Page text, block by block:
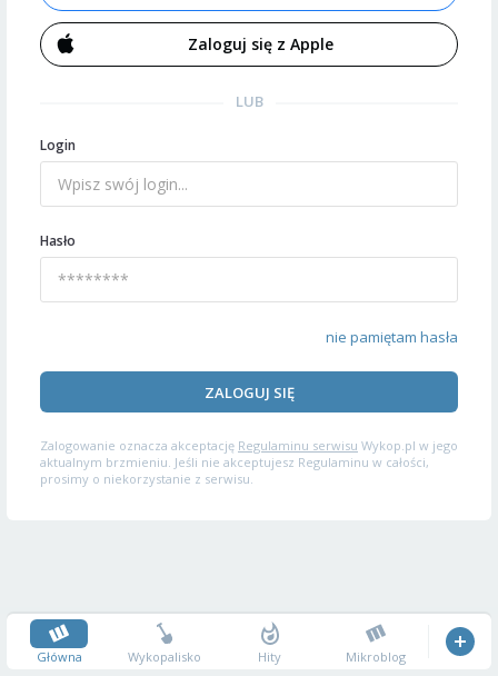
Zaloguj się z Apple
LUB
Login
Hasło
nie pamiętam hasła
ZALOGUJ SIĘ
Zalogowanie oznacza akceptację Regulaminu serwisu Wykop.pl w jego
aktualnym brzmieniu. Jeśli nie akceptujesz Regulaminu w całości,
prosimy o niekorzystanie z serwisu.
Główna Wykopalisko Hity Mikroblog